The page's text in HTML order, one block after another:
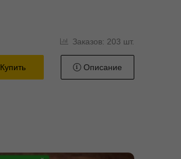
Заказов: 203 шт.
Купить Описание